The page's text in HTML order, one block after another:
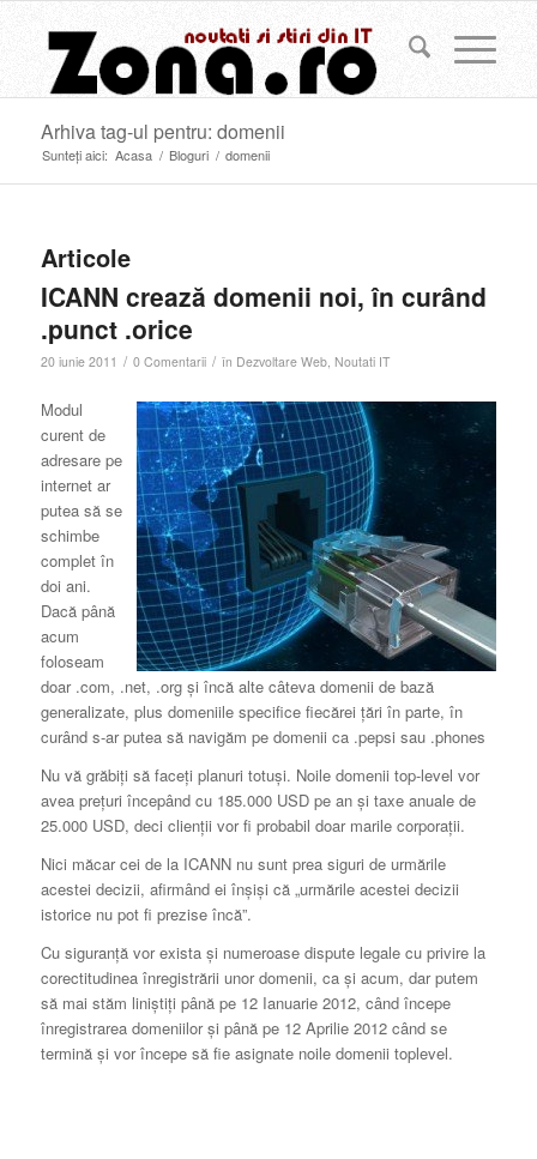
Arhiva tag-ul pentru: domenii
Sunteți aici: Acasa / Bloguri / domenii
Articole
ICANN crează domenii noi, în curând
.punct .orice
20 iunie 2011 / 0 Comentarii / în Dezvoltare Web, Noutati IT
Modul
curent de
adresare pe
internet ar
putea să se
schimbe
complet în
doi ani.
Dacă până
acum
foloseam
doar .com, .net, .org şi încă alte câteva domenii de bază
generalizate, plus domeniile specifice fiecărei ţări în parte, în
curând s-ar putea să navigăm pe domenii ca .pepsi sau .phones
Nu vă grăbiţi să faceţi planuri totuşi. Noile domenii top-level vor
avea preţuri începând cu 185.000 USD pe an şi taxe anuale de
25.000 USD, deci clienţii vor fi probabil doar marile corporaţii.
Nici măcar cei de la ICANN nu sunt prea siguri de urmările
acestei decizii, afirmând ei înşişi că „urmările acestei decizii
istorice nu pot fi prezise încă”.
Cu siguranţă vor exista şi numeroase dispute legale cu privire la
corectitudinea înregistrării unor domenii, ca şi acum, dar putem
să mai stăm liniştiţi până pe 12 Ianuarie 2012, când începe
înregistrarea domeniilor şi până pe 12 Aprilie 2012 când se
termină şi vor începe să fie asignate noile domenii toplevel.